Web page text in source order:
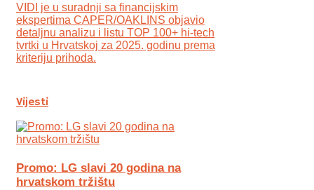
VIDI je u suradnji sa financijskim
ekspertima CAPER/OAKLINS objavio
detaljnu analizu i listu TOP 100+ hi-tech
tvrtki u Hrvatskoj za 2025. godinu prema
kriteriju prihoda.
Vijesti
Promo: LG slavi 20 godina na
hrvatskom tržištu